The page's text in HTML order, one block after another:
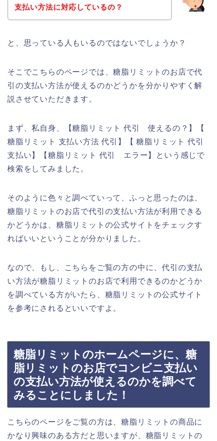
支払い方法に対応しているの？
と、思っている人もいるのではないでしょうか？
そこでこちらのページでは、糖脂リミットのお店で代
引の支払い方法が使えるのかどうかを分かりやすく解
説させていただきます。
まず、私自身、【糖脂リミット 代引 使えるの？】【
糖脂リミット 支払い方法 代引】【 糖脂リミット 代引
支払い】【糖脂リミット 代引 エラー】という感じで
検索をしてみました。
そのように色々と調べていって、ふっと思ったのは、
糖脂リミットのお店で代引の支払い方法が利用できる
かどうかは、糖脂リミットの公式サイトをチェックす
ればいいということが分かりました。
なので、もし、こちらをご覧の方の中に、代引の支払
い方法が糖脂リミットのお店で利用できるのかどうか
を調べている方がいたら、糖脂リミットの公式サイト
を参考にされるといいですよ。
糖脂リミットのホームページに、糖
脂リミットのお店でコンビニ支払い
の支払い方法が使えるのかを調べて
みることにしました！
こちらのページをご覧の方は、糖脂リミットの商品に
かなり興味のある方だと思いますが、糖脂リミットの